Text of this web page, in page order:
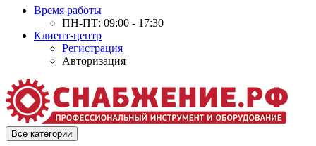
Время работы
ПН-ПТ: 09:00 - 17:30
Клиент-центр
Регистрация
Авторизация
Все категории